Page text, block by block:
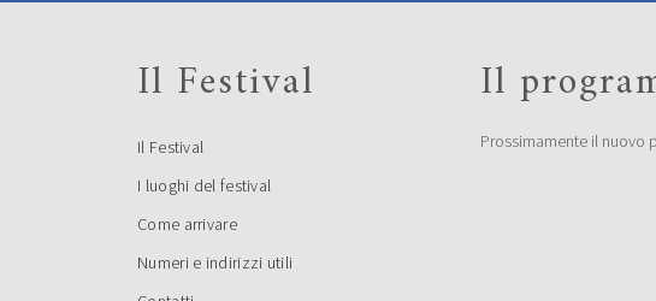
Il Festival
Il Festival
I luoghi del festival
Come arrivare
Numeri e indirizzi utili
Il
Prossimamente il nuovo